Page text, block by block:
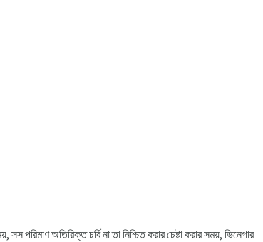
পরিমাণ অতিরিক্ত চর্বি না তা নিশ্চিত করার চেষ্টা করার সময়, ভিনেগার